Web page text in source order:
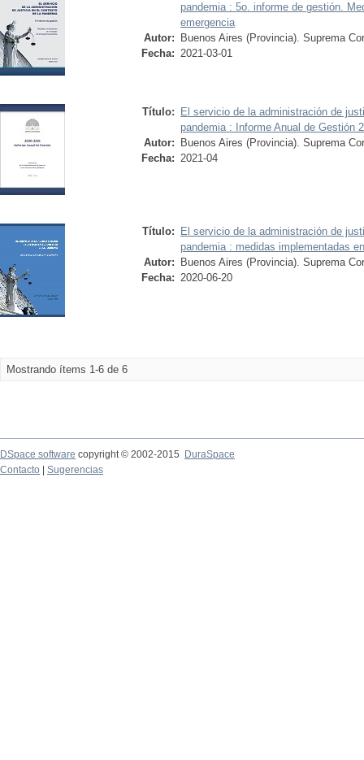
pandemia : 5o. informe de gestión.
emergencia
Autor:
Buenos Aires (Provincia). Suprema
Fecha: 2021-03-01
Título:
El servicio de la administración de
pandemia : Informe Anual de Gestión
Autor:
Buenos Aires (Provincia). Suprema
Fecha: 2021-04
Título:
El servicio de la administración de
pandemia : medidas implementadas
Autor:
Buenos Aires (Provincia). Suprema
Fecha: 2020-06-20
Mostrando ítems 1-6 de 6
DSpace software copyright © 2002-2015
DuraSpace
Contacto
Sugerencias